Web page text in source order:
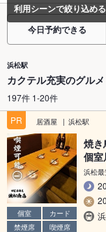
今日予約できる
浜松駅
カクテル充実のグル
197件 1-20件
PR
居酒屋 浜松駅
個室
カード
禁煙席
喫煙席
焼き
個室
浜松